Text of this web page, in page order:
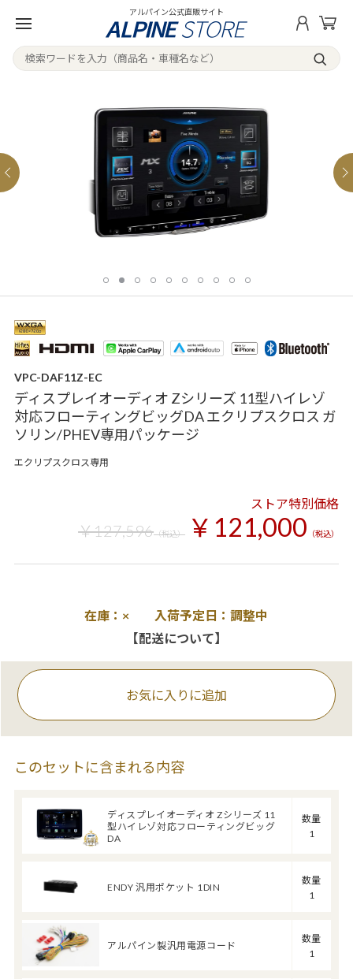
アルパイン公式直販サイト
VPC-DAF11Z-EC
ディスプレイオーディオ Zシリーズ 11型ハイレゾ
対応フローティングビッグDA エクリプスクロス ガ
ソリン/PHEV専用パッケージ
エクリプスクロス専用
ストア特別価格
￥127,596（税込） ￥121,000 （税込）
在庫：× 入荷予定日：調整中
【配送について】
お気に入りに追加
このセットに含まれる内容
ディスプレイオーディオ Zシリーズ 11
型ハイレゾ対応フローティングビッグ
DA
数量
1
ENDY 汎用ポケット 1DIN
数量
1
アルパイン製汎用電源コード
数量
1